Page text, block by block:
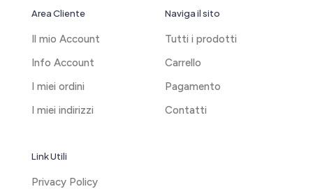
Area Cliente
Il mio Account
Info Account
I miei ordini
I miei indirizzi
Naviga il sito
Tutti i prodotti
Carrello
Pagamento
Contatti
Link Utili
Privacy Policy